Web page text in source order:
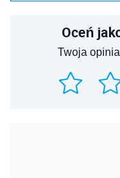
Oceń
Twoja